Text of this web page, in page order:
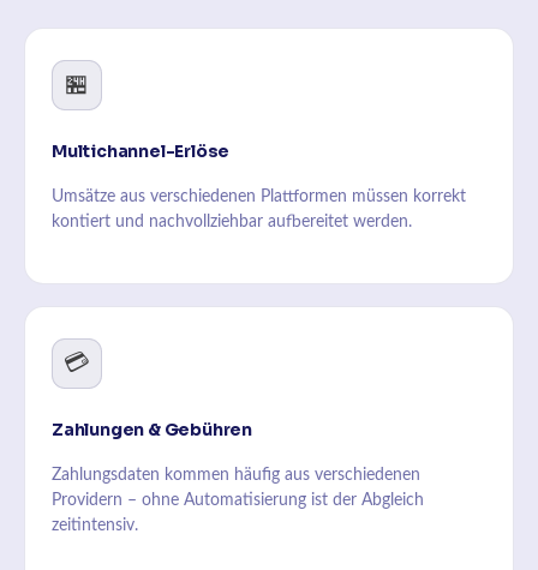
🏪
Multichannel-Erlöse
Umsätze aus verschiedenen Plattformen müssen korrekt
kontiert und nachvollziehbar aufbereitet werden.
💳
Zahlungen & Gebühren
Zahlungsdaten kommen häufig aus verschiedenen
Providern – ohne Automatisierung ist der Abgleich
zeitintensiv.